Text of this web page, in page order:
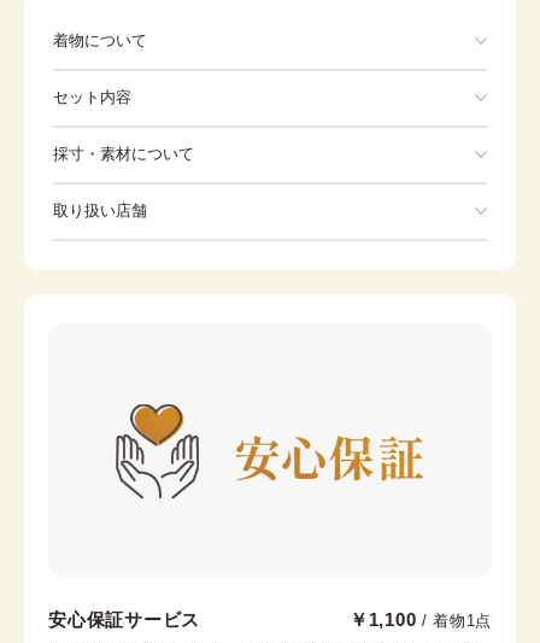
着物について
大祭のひとつ、京都祇園祭の柄 開催時期よりも「魔を切る
す。 松は、繁栄の象徴として古くから人々に親しまれてき
ました。 また長寿、延命の意味もあり、現代でも格調高い
文様のひとつです。 作家物です。
セット内容
※着付けに必要な一式をすべて含みます。
着物
足袋 肌着
帯揚げ 伊達襟
末広 コーリンベルト
採寸・素材について
身丈 162.5cm
取り扱い店舗
安心保証サービス ￥1,100 / 着物1点